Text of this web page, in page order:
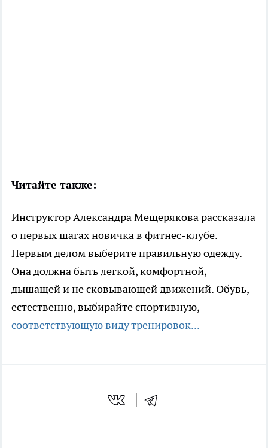
Читайте также:
Инструктор Александра Мещерякова рассказала
о первых шагах новичка в фитнес-клубе.
Первым делом выберите правильную одежду.
Она должна быть легкой, комфортной,
дышащей и не сковывающей движений. Обувь,
естественно, выбирайте спортивную,
соответствующую виду тренировок...